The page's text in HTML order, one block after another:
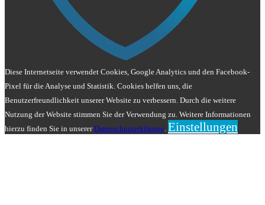
Diese Internetseite verwendet Cookies, Google Analytics und den Facebook-
Pixel für die Analyse und Statistik. Cookies helfen uns, die
Benutzerfreundlichkeit unserer Website zu verbessern. Durch die weitere
Nutzung der Website stimmen Sie der Verwendung zu. Weitere Informationen
hierzu finden Sie in unsererDatenschutzerklärung Einstellungen